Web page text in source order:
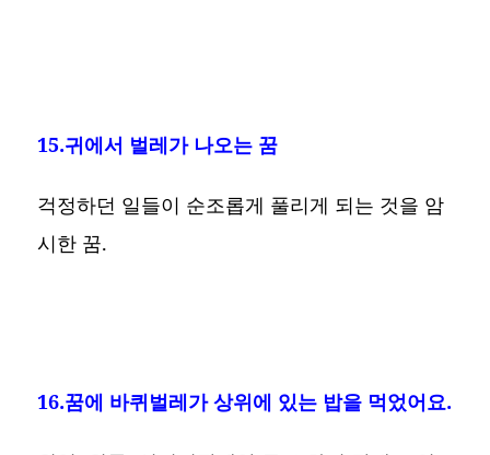
15.귀에서 벌레가 나오는 꿈
걱정하던 일들이 순조롭게 풀리게 되는 것을 암
시한 꿈.
16.꿈에 바퀴벌레가 상위에 있는 밥을 먹었어요.